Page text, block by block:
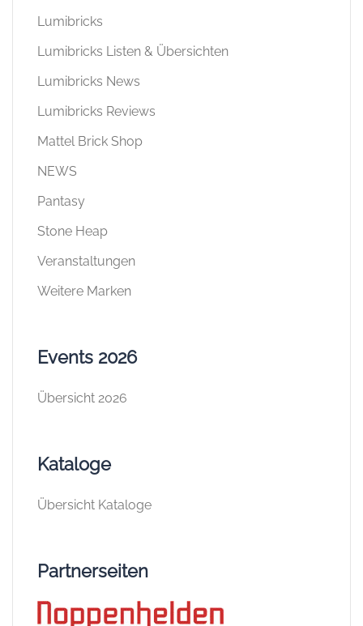
Lumibricks
Lumibricks Listen & Übersichten
Lumibricks News
Lumibricks Reviews
Mattel Brick Shop
NEWS
Pantasy
Stone Heap
Veranstaltungen
Weitere Marken
Events 2026
Übersicht 2026
Kataloge
Übersicht Kataloge
Partnerseiten